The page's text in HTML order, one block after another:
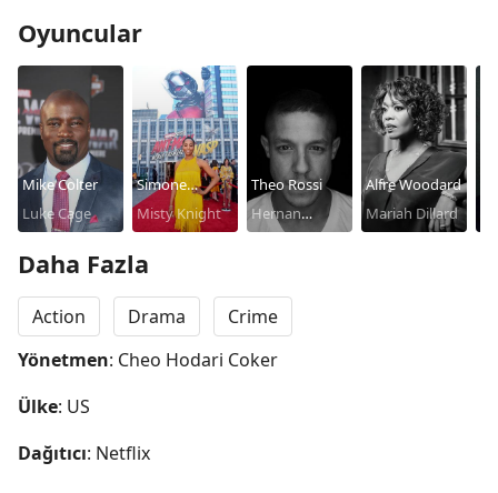
Oyuncular
Mike Colter
Luke Cage
Simone
Missick
Misty Knight
Theo Rossi
Hernan
Alfre Woodard
Mariah Dillard
Daha Fazla
Action Drama
Crime
Yönetmen: Cheo Hodari Coker
Ülke: US
Dağıtıcı: Netflix